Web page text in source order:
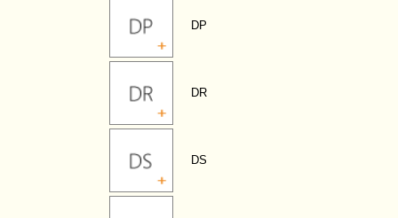
DP
DR
DS